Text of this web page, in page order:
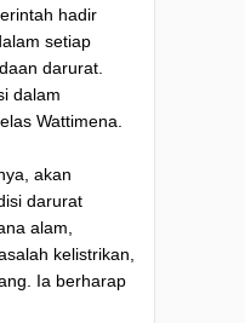
hadir
setiap
darurat.
dalam
Wattimena.
akan
darurat
alam,
kelistrikan,
Ia berharap